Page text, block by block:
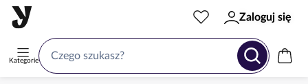
Kategorie
Zaloguj się